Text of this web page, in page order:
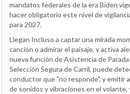
mandatos federales de la era Biden
hacer obligatorio este nivel de
para 2027.
Llegan Incluso a captar una mirada
canción o admirar el paisaje, y activa
nueva función de Asistencia de
Selección Segura de Carril, puede
conductor que "no responde", y emitir
de sonidos y vibraciones en el